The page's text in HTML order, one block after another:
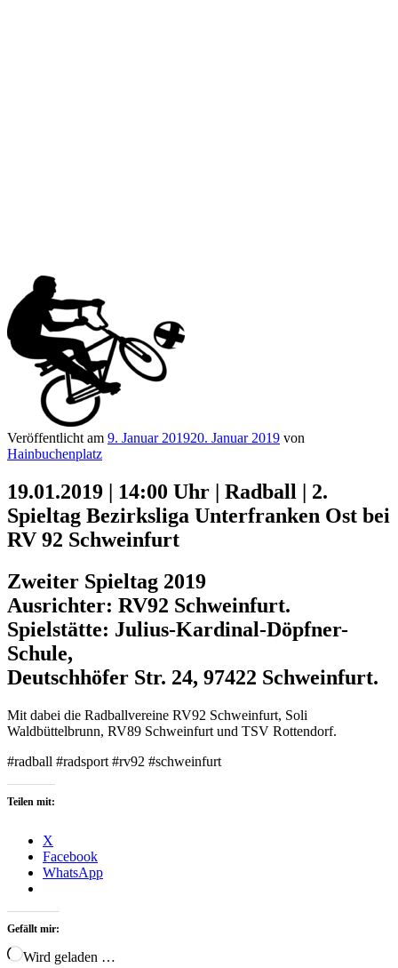
Veröffentlicht am 9. Januar 201920. Januar 2019 von
Hainbuchenplatz
19.01.2019 | 14:00 Uhr | Radball | 2.
Spieltag Bezirksliga Unterfranken Ost bei
RV 92 Schweinfurt
Zweiter Spieltag 2019
Ausrichter: RV92 Schweinfurt.
Spielstätte: Julius-Kardinal-Döpfner-
Schule,
Deutschhöfer Str. 24, 97422 Schweinfurt.
Mit dabei die Radballvereine RV92 Schweinfurt, Soli
Waldbüttelbrunn, RV89 Schweinfurt und TSV Rottendorf.
#‎radball‬ #radsport #rv92 #schweinfurt
Teilen mit:
X
Facebook
WhatsApp
Gefällt mir:
Wird geladen …